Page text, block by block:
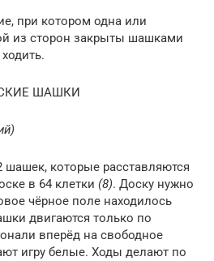
при котором одна или
из сторон закрыты шашками
ШАШКИ
шашек, которые расставляются
в 64 клетки (8). Доску нужно
чёрное поле находилось
двигаются только по
вперёд на свободное
игру белые. Ходы делают по